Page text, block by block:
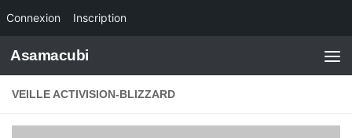
Connexion Inscription
Skip to content
Asamacubi
VEILLE ACTIVISION-BLIZZARD